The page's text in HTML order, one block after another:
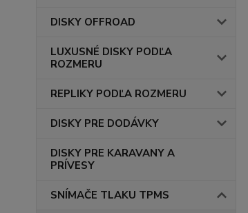
DISKY OFFROAD
LUXUSNÉ DISKY PODĽA
ROZMERU
REPLIKY PODĽA ROZMERU
DISKY PRE DODÁVKY
DISKY PRE KARAVANY A
PRÍVESY
SNÍMAČE TLAKU TPMS